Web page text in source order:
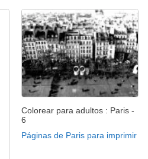
Colorear para adultos : Paris -
6
Páginas de Paris para imprimir